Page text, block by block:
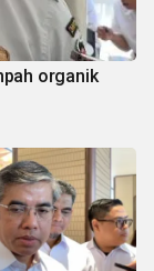
organik